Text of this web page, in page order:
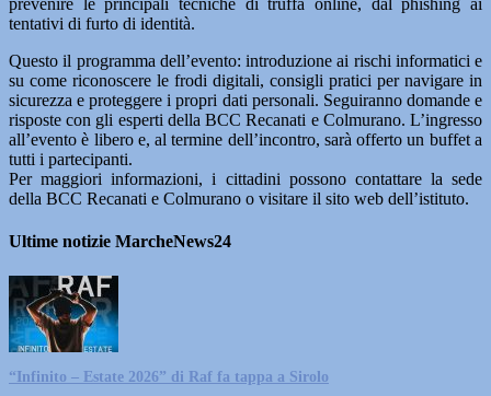
prevenire le principali tecniche di truffa online, dal phishing ai
tentativi di furto di identità.
Questo il programma dell’evento: introduzione ai rischi informatici e
su come riconoscere le frodi digitali, consigli pratici per navigare in
sicurezza e proteggere i propri dati personali. Seguiranno domande e
risposte con gli esperti della BCC Recanati e Colmurano. L’ingresso
all’evento è libero e, al termine dell’incontro, sarà offerto un buffet a
tutti i partecipanti.
Per maggiori informazioni, i cittadini possono contattare la sede
della BCC Recanati e Colmurano o visitare il sito web dell’istituto.
Ultime notizie MarcheNews24
“Infinito – Estate 2026” di Raf fa tappa a Sirolo